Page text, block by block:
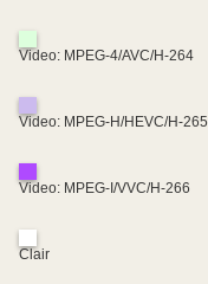
Video: MPEG-4/AVC/H-264
Video: MPEG-H/HEVC/H-265
Video: MPEG-I/VVC/H-266
Clair